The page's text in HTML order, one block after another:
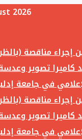
2026
إجراء مناقصة
كاميرا تصوير
إجراء مناقصة
كاميرا تصوير